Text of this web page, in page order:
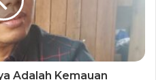
Adalah Kemauan